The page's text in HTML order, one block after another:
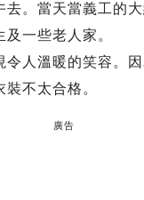
去。當天當義工的
一些老人家。
令人溫暖的笑容。
裝不太合格。
廣告